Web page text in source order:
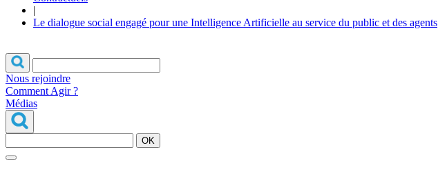
|
Le dialogue social engagé pour une Intelligence Artificielle au service du public et des agents
Nous rejoindre
Comment Agir ?
Médias
OK